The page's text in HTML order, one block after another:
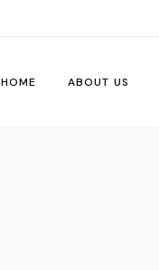
HOME ABOUT US